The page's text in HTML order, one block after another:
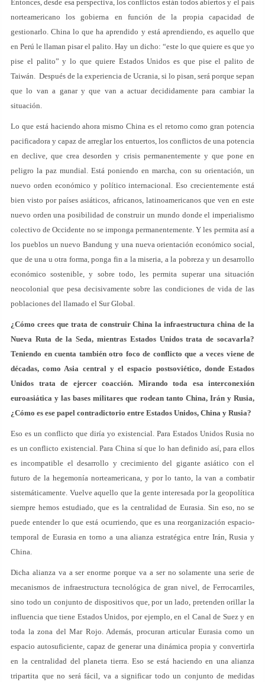
Entonces, desde esa perspectiva, los conflictos están todos abiertos y el país
norteamericano los gobierna en función de la propia capacidad de
gestionarlo. China lo que ha aprendido y está aprendiendo, es aquello que
en Perú le llaman pisar el palito. Hay un dicho: “este lo que quiere es que yo
pise el palito” y lo que quiere Estados Unidos es que pise el palito de
Taiwán. Después de la experiencia de Ucrania, si lo pisan, será porque sepan
que lo van a ganar y que van a actuar decididamente para cambiar la
situación.
Lo que está haciendo ahora mismo China es el retorno como gran potencia
pacificadora y capaz de arreglar los entuertos, los conflictos de una potencia
en declive, que crea desorden y crisis permanentemente y que pone en
peligro la paz mundial. Está poniendo en marcha, con su orientación, un
nuevo orden económico y político internacional. Eso crecientemente está
bien visto por países asiáticos, africanos, latinoamericanos que ven en este
nuevo orden una posibilidad de construir un mundo donde el imperialismo
colectivo de Occidente no se imponga permanentemente. Y les permita así a
los pueblos un nuevo Bandung y una nueva orientación económico social,
que de una u otra forma, ponga fin a la miseria, a la pobreza y un desarrollo
económico sostenible, y sobre todo, les permita superar una situación
neocolonial que pesa decisivamente sobre las condiciones de vida de las
poblaciones del llamado el Sur Global.
¿Cómo crees que trata de construir China la infraestructura china de la
Nueva Ruta de la Seda, mientras Estados Unidos trata de socavarla?
Teniendo en cuenta también otro foco de conflicto que a veces viene de
décadas, como Asia central y el espacio postsoviético, donde Estados
Unidos trata de ejercer coacción. Mirando toda esa interconexión
euroasiática y las bases militares que rodean tanto China, Irán y Rusia,
¿Cómo es ese papel contradictorio entre Estados Unidos, China y Rusia?
Eso es un conflicto que diría yo existencial. Para Estados Unidos Rusia no
es un conflicto existencial. Para China sí que lo han definido así, para ellos
es incompatible el desarrollo y crecimiento del gigante asiático con el
futuro de la hegemonía norteamericana, y por lo tanto, la van a combatir
sistemáticamente. Vuelve aquello que la gente interesada por la geopolítica
siempre hemos estudiado, que es la centralidad de Eurasia. Sin eso, no se
puede entender lo que está ocurriendo, que es una reorganización espacio-
temporal de Eurasia en torno a una alianza estratégica entre Irán, Rusia y
China.
Dicha alianza va a ser enorme porque va a ser no solamente una serie de
mecanismos de infraestructura tecnológica de gran nivel, de Ferrocarriles,
sino todo un conjunto de dispositivos que, por un lado, pretenden orillar la
influencia que tiene Estados Unidos, por ejemplo, en el Canal de Suez y en
toda la zona del Mar Rojo. Además, procuran articular Eurasia como un
espacio autosuficiente, capaz de generar una dinámica propia y convertirla
en la centralidad del planeta tierra. Eso se está haciendo en una alianza
tripartita que no será fácil, va a significar todo un conjunto de medidas